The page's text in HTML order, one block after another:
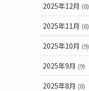
2025年12月 (8)
2025年11月 (8)
2025年10月 (9)
2025年9月 (9)
2025年8月 (8)